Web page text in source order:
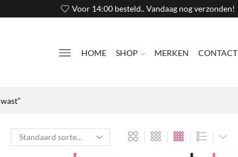
Voor 14:00 besteld.. Vandaag nog verzonden!
HOME SHOP MERKEN CONTACT